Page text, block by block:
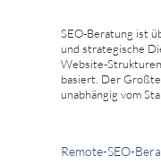
SEO-Beratung ist
und strategische
Website-
basiert. Der
unabhängig vom
Remote-SEO-